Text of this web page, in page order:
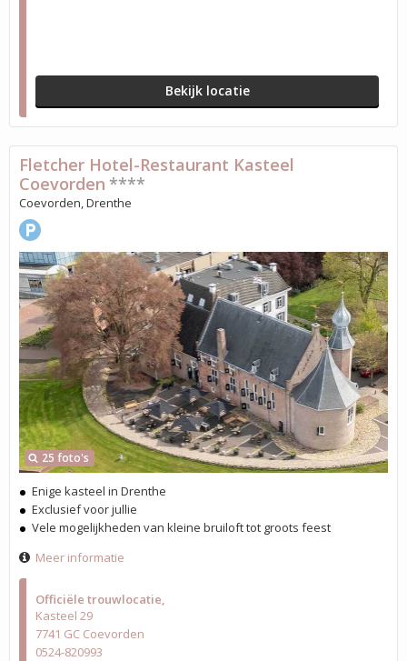
Bekijk locatie
Officiële trouwlocatie
Kasteel 29
7741 GC Coevorden
0524-820993
25 foto's
Fletcher Hotel-Restaurant Kasteel
Coevorden ****
Coevorden, Drenthe
Enige kasteel in Drenthe
Exclusief voor jullie
Vele mogelijkheden van kleine bruiloft tot groots feest
Meer informatie